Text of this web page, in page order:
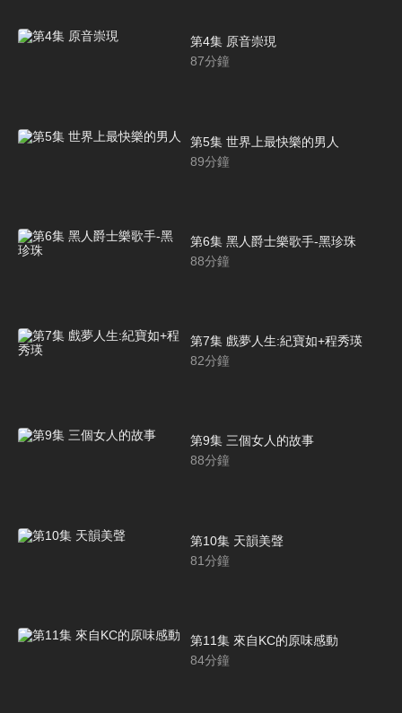
第4集 原音崇現
87分鐘
第5集 世界上最快樂的男人
89分鐘
第6集 黑人爵士樂歌手-黑珍珠
88分鐘
第7集 戲夢人生:紀寶如+程秀瑛
82分鐘
第9集 三個女人的故事
88分鐘
第10集 天韻美聲
81分鐘
第11集 來自KC的原味感動
84分鐘